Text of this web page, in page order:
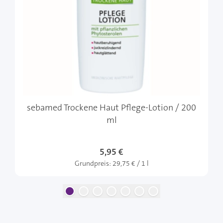
sebamed Trockene Haut Pflege-Lotion / 200
ml
5,95 €
Grundpreis: 29,75 € / 1 l